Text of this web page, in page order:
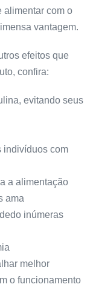
alimentar com o
vantagem.
efeitos que
confira:
evitando seus
indivíduos com
a alimentação
ama
inúmeras
melhor
o funcionamento